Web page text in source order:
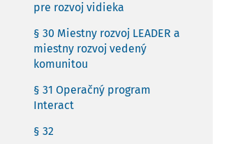
pre rozvoj vidieka
§ 30 Miestny rozvoj LEADER a
miestny rozvoj vedený
komunitou
§ 31 Operačný program
Interact
§ 32